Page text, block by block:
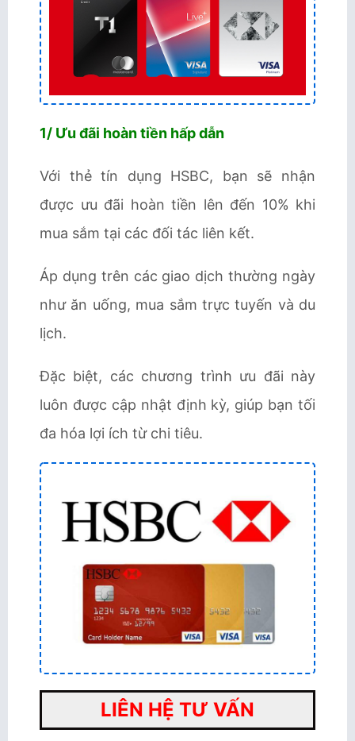
1/ Ưu đãi hoàn tiền hấp dẫn
Với thẻ tín dụng HSBC, bạn sẽ nhận
được ưu đãi hoàn tiền lên đến 10% khi
mua sắm tại các đối tác liên kết.
Áp dụng trên các giao dịch thường ngày
như ăn uống, mua sắm trực tuyến và du
lịch.
Đặc biệt, các chương trình ưu đãi này
luôn được cập nhật định kỳ, giúp bạn tối
đa hóa lợi ích từ chi tiêu.
LIÊN HỆ TƯ VẤN